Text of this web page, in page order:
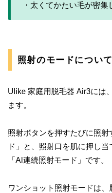
・太くてかたい毛が密集
照射のモードについて
Ulike 家庭用脱毛器 Air3には
ます。
照射ボタンを押すたびに照
ド」と、照射口を肌に押し
「AI連続照射モード」です。
ワンショット照射モードは